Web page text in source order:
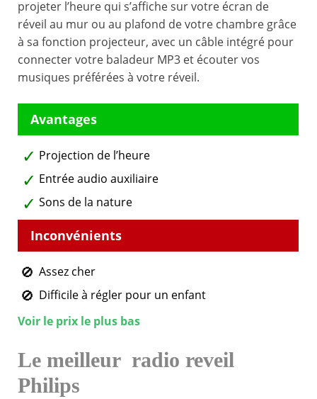
projeter l’heure qui s’affiche sur votre écran de
réveil au mur ou au plafond de votre chambre grâce
à sa fonction projecteur, avec un câble intégré pour
connecter votre baladeur MP3 et écouter vos
musiques préférées à votre réveil.
Projection de l’heure
Entrée audio auxiliaire
Sons de la nature
Assez cher
Difficile à régler pour un enfant
Voir le prix le plus bas
Le meilleur radio reveil
Philips